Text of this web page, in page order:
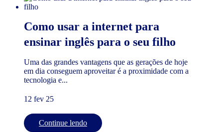
Como usar a internet para
ensinar inglês para o seu filho
Uma das grandes vantagens que as gerações de hoje
em dia conseguem aproveitar é a proximidade com a
tecnologia e...
12 fev 25
Continue lendo